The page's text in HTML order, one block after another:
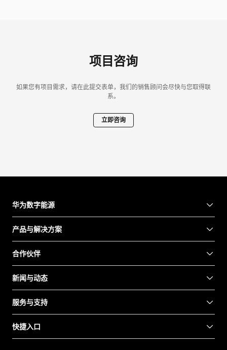
项目咨询
如果您有项目需求，请在此提交表单，我们的销售顾问会尽快与您取得联
系。
立即咨询
华为数字能源
产品与解决方案
合作伙伴
新闻与动态
服务与支持
快捷入口